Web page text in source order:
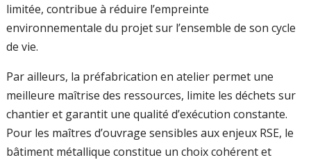
limitée, contribue à réduire l’empreinte
environnementale du projet sur l’ensemble de son cycle
de vie.
Par ailleurs, la préfabrication en atelier permet une
meilleure maîtrise des ressources, limite les déchets sur
chantier et garantit une qualité d’exécution constante.
Pour les maîtres d’ouvrage sensibles aux enjeux RSE, le
bâtiment métallique constitue un choix cohérent et